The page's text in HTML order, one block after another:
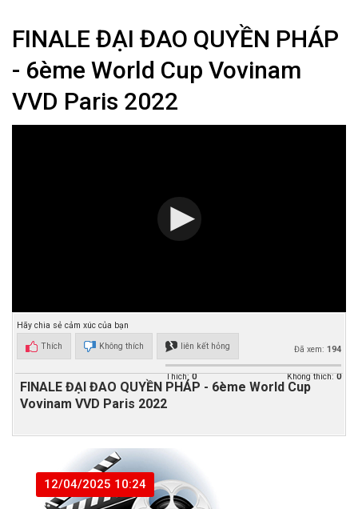
FINALE ĐẠI ĐAO QUYỀN PHÁP
- 6ème World Cup Vovinam
VVD Paris 2022
Hãy chia sẻ cảm xúc của bạn
Thích
Không thích liên kết hỏng Đã xem: 194
Thích:0 Không thích:0
FINALE ĐẠI ĐAO QUYỀN PHÁP - 6ème World Cup
Vovinam VVD Paris 2022
12/04/2025 10:24